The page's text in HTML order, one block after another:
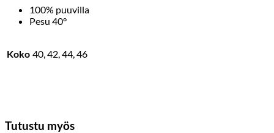
100% puuvilla
Pesu 40°
Koko 40, 42, 44, 46
Tutustu myös